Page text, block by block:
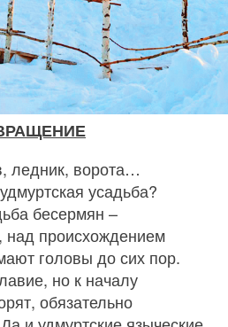
ледник, ворота…
усадьба?
бесермян –
над происхождением
головы до сих пор.
но к началу
обязательно